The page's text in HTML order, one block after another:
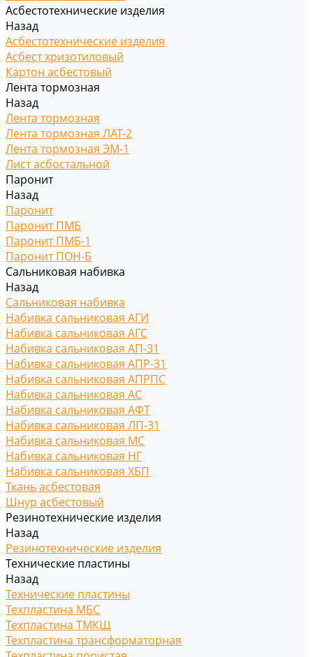
Асбестотехнические изделия
Назад
Асбестотехнические изделия
Асбест хризотиловый
Картон асбестовый
Лента тормозная
Назад
Лента тормозная
Лента тормозная ЛАТ-2
Лента тормозная ЭМ-1
Лист асбостальной
Паронит
Назад
Паронит
Паронит ПМБ
Паронит ПМБ-1
Паронит ПОН-Б
Сальниковая набивка
Назад
Сальниковая набивка
Набивка сальниковая АГИ
Набивка сальниковая АГС
Набивка сальниковая АП-31
Набивка сальниковая АПР-31
Набивка сальниковая АПРПС
Набивка сальниковая АС
Набивка сальниковая АФТ
Набивка сальниковая ЛП-31
Набивка сальниковая МС
Набивка сальниковая НГ
Набивка сальниковая ХБП
Ткань асбестовая
Шнур асбестовый
Резинотехнические изделия
Назад
Резинотехнические изделия
Технические пластины
Назад
Технические пластины
Техпластина МБС
Техпластина ТМКЩ
Техпластина трансформаторная